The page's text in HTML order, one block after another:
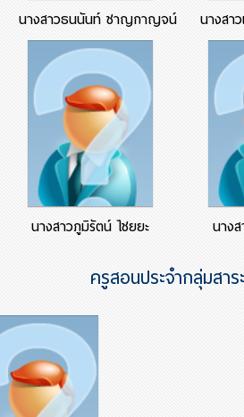
นางสาวธนนันท์ ชาญกาญจน์ นางสา
นางสาวภูมิรัตน์ ไชยยะ นาง
ครูสอนประจำกลุ่มสาร